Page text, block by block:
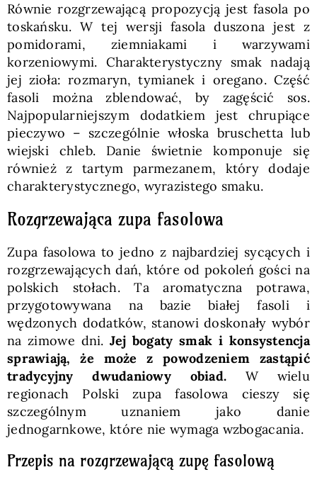
Równie rozgrzewającą propozycją jest fasola po
toskańsku. W tej wersji fasola duszona jest z
pomidorami, ziemniakami i warzywami
korzeniowymi. Charakterystyczny smak nadają
jej zioła: rozmaryn, tymianek i oregano. Część
fasoli można zblendować, by zagęścić sos.
Najpopularniejszym dodatkiem jest chrupiące
pieczywo – szczególnie włoska bruschetta lub
wiejski chleb. Danie świetnie komponuje się
również z tartym parmezanem, który dodaje
charakterystycznego, wyrazistego smaku.
Rozgrzewająca zupa fasolowa
Zupa fasolowa to jedno z najbardziej sycących i
rozgrzewających dań, które od pokoleń gości na
polskich stołach. Ta aromatyczna potrawa,
przygotowywana na bazie białej fasoli i
wędzonych dodatków, stanowi doskonały wybór
na zimowe dni.Jej bogaty smak i konsystencja
sprawiają, że może z powodzeniem zastąpić
tradycyjny dwudaniowy obiad. W wielu
regionach Polski zupa fasolowa cieszy się
szczególnym uznaniem jako danie
jednogarnkowe, które nie wymaga wzbogacania.
Przepis na rozgrzewającą zupę fasolową